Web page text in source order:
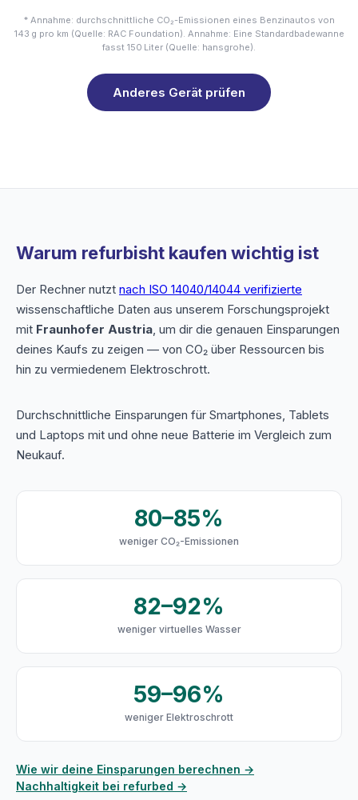
* Annahme: durchschnittliche CO₂-Emissionen eines Benzinautos von
143 g pro km (Quelle: RAC Foundation). Annahme: Eine Standardbadewanne
fasst 150 Liter (Quelle: hansgrohe).
Anderes Gerät prüfen
Warum refurbisht kaufen wichtig ist
Der Rechner nutzt nach ISO 14040/14044 verifizierte
wissenschaftliche Daten aus unserem Forschungsprojekt
mit Fraunhofer Austria, um dir die genauen Einsparungen
deines Kaufs zu zeigen — von CO₂ über Ressourcen bis
hin zu vermiedenem Elektroschrott.
Durchschnittliche Einsparungen für Smartphones, Tablets
und Laptops mit und ohne neue Batterie im Vergleich zum
Neukauf.
80–85%
weniger CO₂-Emissionen
82–92%
weniger virtuelles Wasser
59–96%
weniger Elektroschrott
Wie wir deine Einsparungen berechnen →
Nachhaltigkeit bei refurbed →